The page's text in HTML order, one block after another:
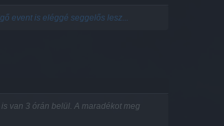
event is eléggé seggelős lesz...
van 3 órán belül. A maradékot meg